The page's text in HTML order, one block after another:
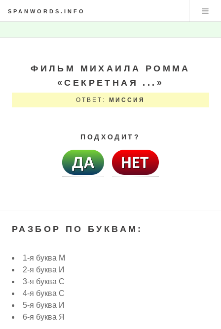
SPANWORDS.INFO
ФИЛЬМ МИХАИЛА РОММА
«СЕКРЕТНАЯ ...»
ОТВЕТ: МИССИЯ
ПОДХОДИТ?
РАЗБОР ПО БУКВАМ:
1-я буква М
2-я буква И
3-я буква С
4-я буква С
5-я буква И
6-я буква Я